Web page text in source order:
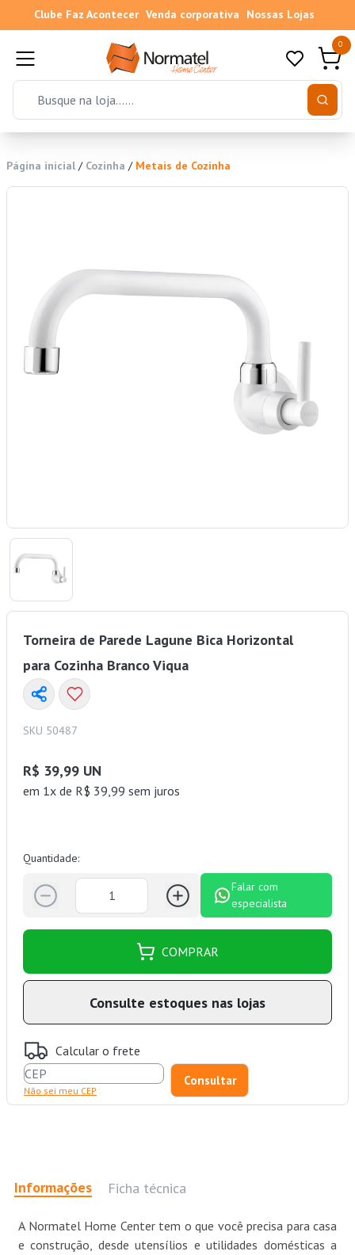
Clube Faz Acontecer Venda corporativa Nossas Lojas
0
Página inicial / Cozinha / Metais de Cozinha
Torneira de Parede Lagune Bica Horizontal
para Cozinha Branco Viqua
SKU 50487
R$ 39,99 UN
em 1x de R$ 39,99 sem juros
Quantidade:
Falar com
especialista
COMPRAR
Consulte estoques nas lojas
Calcular o frete
Não sei meu CEP
Informações Ficha técnica
A Normatel Home Center tem o que você precisa para casa
e construção, desde utensílios e utilidades domésticas a